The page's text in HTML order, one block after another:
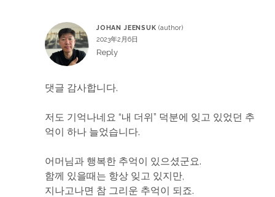
JOHAN JEENSUK
2023年2月6日
Reply
댓글 감사합니다.
저도 기억나네요 “내 더위” 덕분에 잊고 있었던 추
억이 하나 늘었습니다.
어머님과 행복한 추억이 있으셨군요.
함께 있을때는 항상 잊고 있지만,
지나고나면 참 그리운 추억이 되죠.